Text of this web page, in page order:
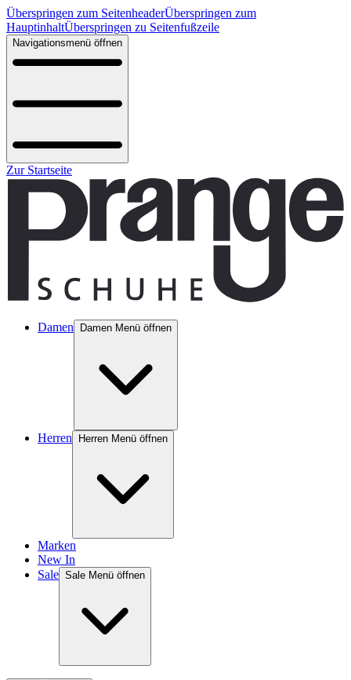
Überspringen zum SeitenheaderÜberspringen zum
HauptinhaltÜberspringen zu Seitenfußzeile
Navigationsmenü öffnen
Zur Startseite
Damen Damen Menü öffnen
Herren Herren Menü öffnen
Marken
New In
Sale Sale Menü öffnen